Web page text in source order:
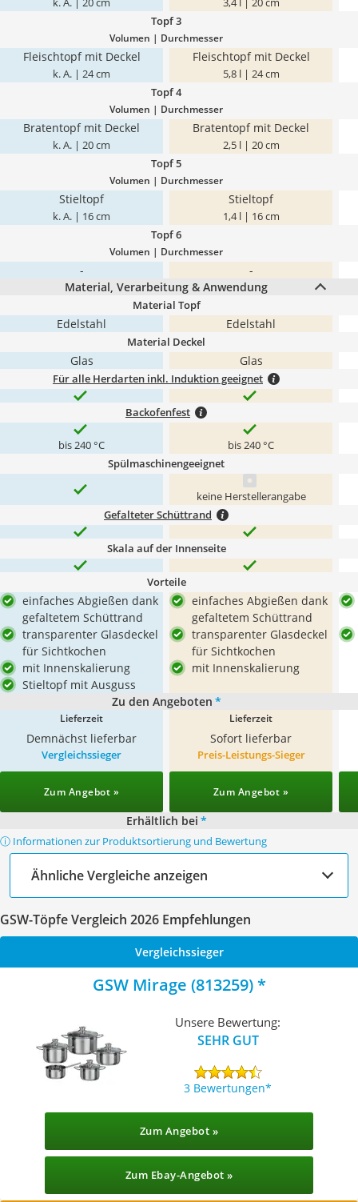
k. A. | 20 cm 3,4 l | 20 cm
Topf 3
Volumen | Durchmesser
Fleischtopf mit Deckel
k. A. | 24 cm
Fleischtopf mit Deckel
5,8 l | 24 cm
Topf 4
Volumen | Durchmesser
Bratentopf mit Deckel
k. A. | 20 cm
Bratentopf mit Deckel
2,5 l | 20 cm
Topf 5
Volumen | Durchmesser
Stieltopf
k. A. | 16 cm
Stieltopf
1,4 l | 16 cm
Topf 6
Volumen | Durchmesser
-
-
Material, Verarbeitung & Anwendung
Material Topf
Edelstahl Edelstahl
Material Deckel
Glas Glas
Für alle Herdarten inkl. Induktion geeignet
Backofenfest
bis 240 °C bis 240 °C
Spülmaschinengeeignet
keine Herstellerangabe
Gefalteter Schüttrand
Skala auf der Innenseite
Vorteile
einfaches Abgießen dank
gefaltetem Schüttrand
transparenter Glasdeckel
für Sichtkochen
mit Innenskalierung
Stieltopf mit Ausguss
einfaches Abgießen dank
gefaltetem Schüttrand
transparenter Glasdeckel
für Sichtkochen
mit Innenskalierung
Zu den Angeboten *
Lieferzeit
Demnächst lieferbar
Lieferzeit
Sofort lieferbar
Vergleichssieger
Zum Angebot »
Preis-Leistungs-Sieger
Zum Angebot »
Erhältlich bei *
ⓘ Informationen zur Produktsortierung und Bewertung
Ähnliche Vergleiche anzeigen
GSW-Töpfe Vergleich 2026 Empfehlungen
Vergleichssieger
GSW Mirage (813259)
Unsere Bewertung:
SEHR GUT
3 Bewertungen
Zum Angebot »
Zum Ebay-Angebot »